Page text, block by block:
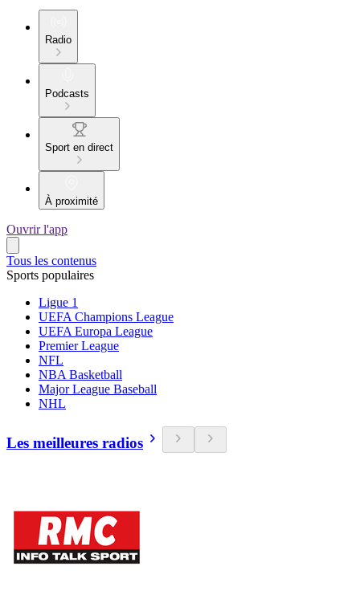
Radio
Podcasts
Sport en direct
À proximité
Ouvrir l'app
Tous les contenus
Sports populaires
Ligue 1
UEFA Champions League
UEFA Europa League
Premier League
NFL
NBA Basketball
Major League Baseball
NHL
Les meilleures radios